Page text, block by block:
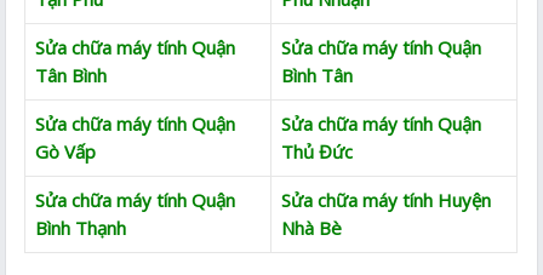
Sửa chữa máy tính Quận
Tân Bình
Sửa chữa máy tính Quận
Bình Tân
Sửa chữa máy tính Quận
Gò Vấp
Sửa chữa máy tính Quận
Thủ Đức
Sửa chữa máy tính Quận
Bình Thạnh
Sửa chữa máy tính Huyện
Nhà Bè